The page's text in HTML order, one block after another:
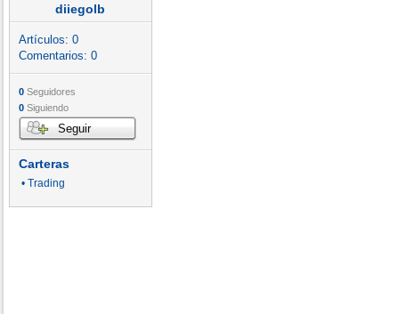
diiegolb
Artículos: 0
Comentarios: 0
0 Seguidores
0 Siguiendo
Seguir
Carteras
• Trading